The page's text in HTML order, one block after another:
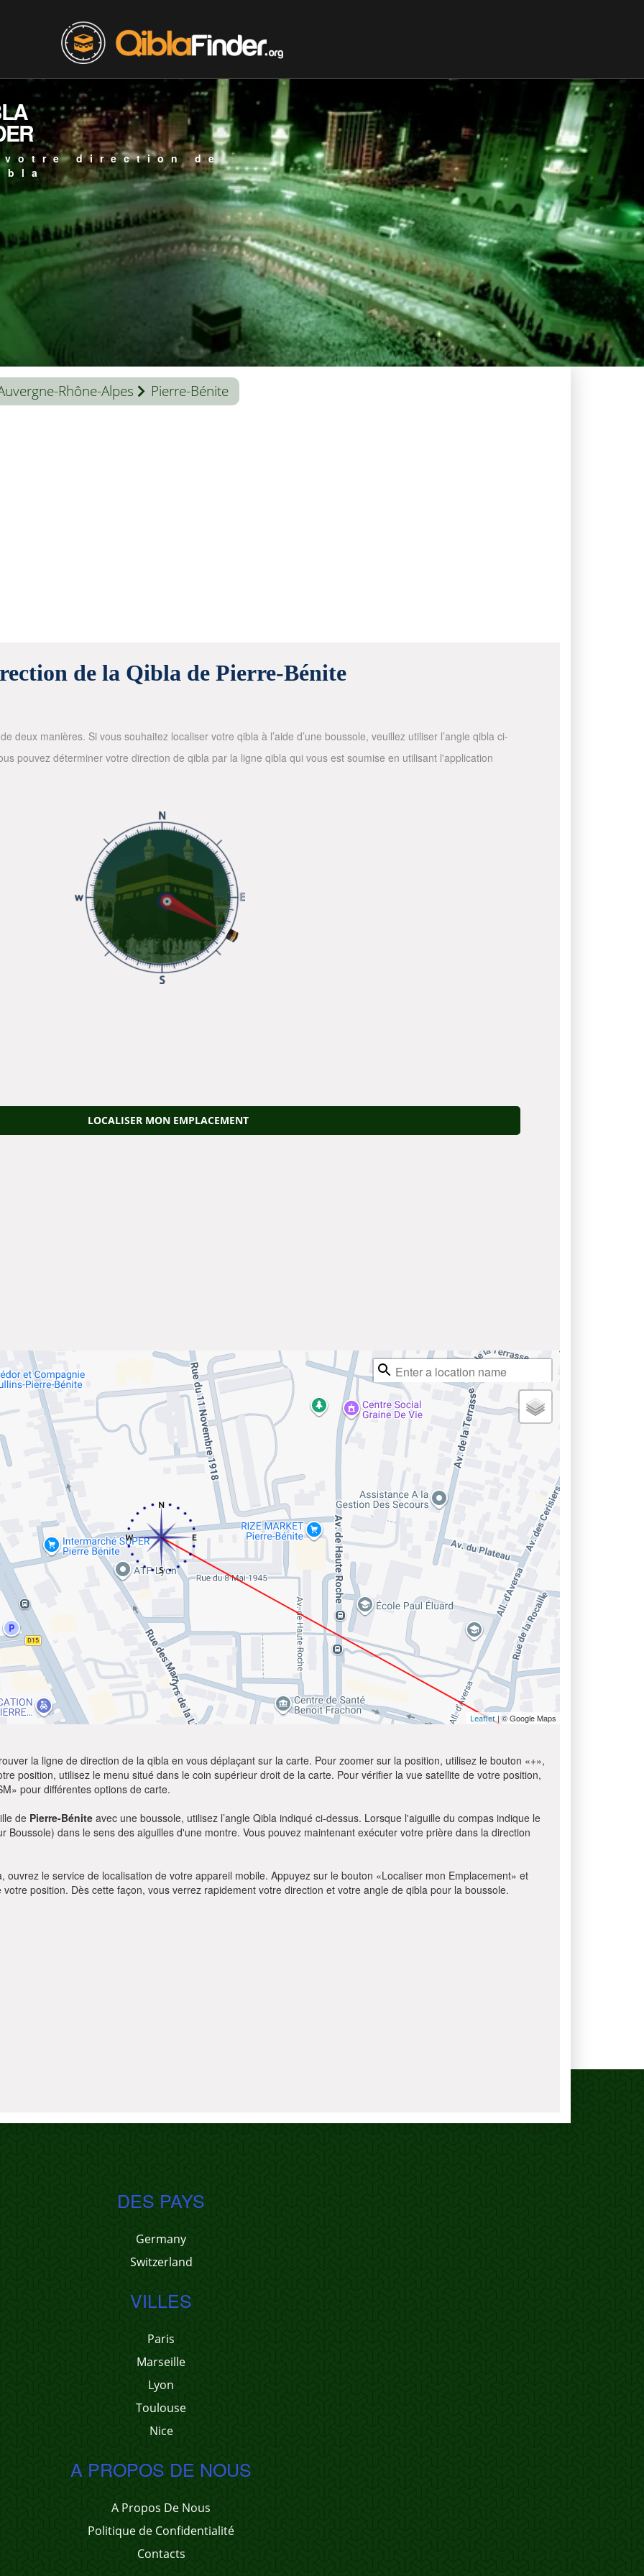
votre direction de
Rhône-Alpes Pierre-Bénite
de la Qibla de Pierre-Bénite
deux manières. Si vous souhaitez localiser votre qibla à l’aide d’une boussole, veuillez utiliser l’angle qibla ci-
pouvez déterminer votre direction de qibla par la ligne qibla qui vous est soumise en utilisant l'application
LOCALISER MON EMPLACEMENT
Leaflet | © Google Maps
la ligne de direction de la qibla en vous déplaçant sur la carte. Pour zoomer sur la position, utilisez le bouton «+»,
position, utilisez le menu situé dans le coin supérieur droit de la carte. Pour vérifier la vue satellite de votre position,
pour différentes options de carte.
de Pierre-Bénite avec une boussole, utilisez l’angle Qibla indiqué ci-dessus. Lorsque l'aiguille du compas indique le
Boussole) dans le sens des aiguilles d'une montre. Vous pouvez maintenant exécuter votre prière dans la direction
le service de localisation de votre appareil mobile. Appuyez sur le bouton «Localiser mon Emplacement» et
position. Dès cette façon, vous verrez rapidement votre direction et votre angle de qibla pour la boussole.
DES PAYS
Germany
Switzerland
VILLES
Paris
Marseille
Lyon
Toulouse
Nice
A PROPOS DE NOUS
A Propos De Nous
Politique de Confidentialité
Contacts